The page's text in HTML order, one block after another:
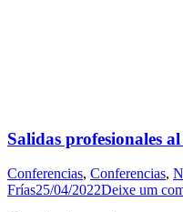
Salidas profesionales
Conferencias, Conferencias,
Frías25/04/2022Deixe um